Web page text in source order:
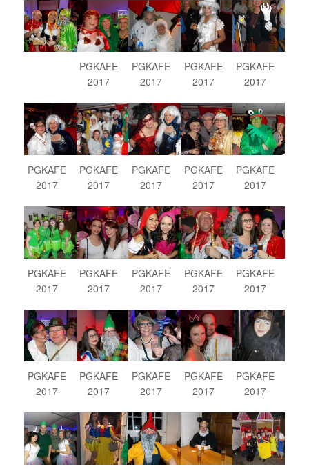
PGKAFE
2017
PGKAFE
2017
PGKAFE
2017
PGKAFE
2017
PGKAFE
2017
PGKAFE
2017
PGKAFE
2017
PGKAFE
2017
PGKAFE
2017
PGKAFE
2017
PGKAFE
2017
PGKAFE
2017
PGKAFE
2017
PGKAFE
2017
PGKAFE
2017
PGKAFE
2017
PGKAFE
2017
PGKAFE
2017
PGKAFE
2017